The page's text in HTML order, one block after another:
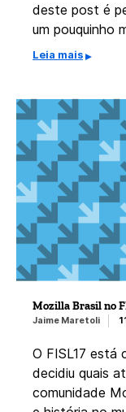
deste post é
um pouquinho
Leia mais
Mozilla Brasil no
Jaime Maretoli
O FISL17 está
decidiu quais
comunidade